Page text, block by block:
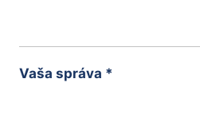
Vaša správa *